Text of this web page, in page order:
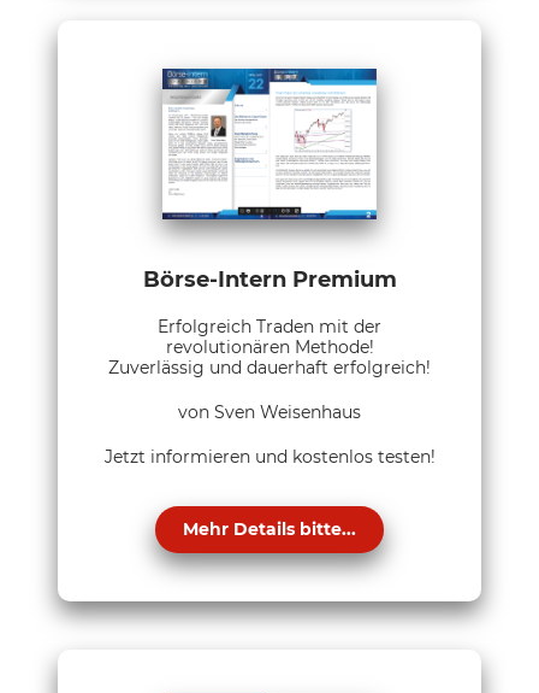
Börse-Intern Premium
Erfolgreich Traden mit der
revolutionären Methode!
Zuverlässig und dauerhaft erfolgreich!
von Sven Weisenhaus
Jetzt informieren und kostenlos testen!
Mehr Details bitte...